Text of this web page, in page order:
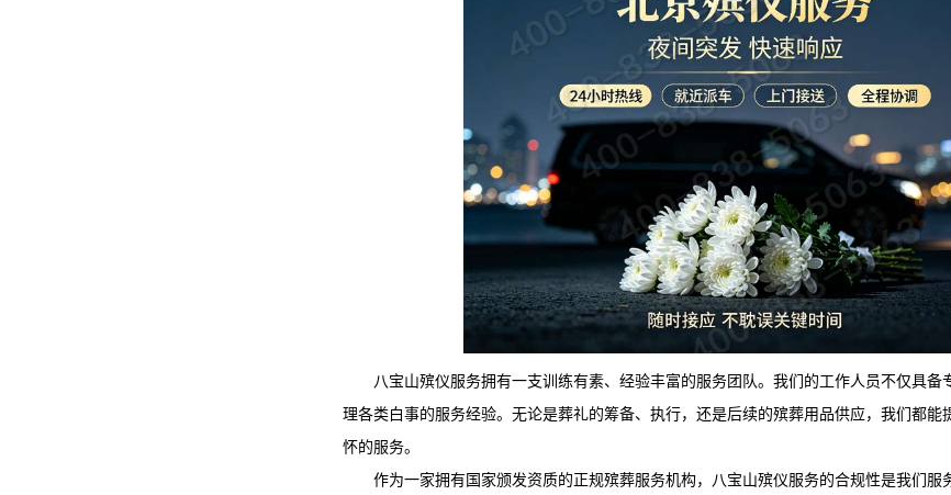
八宝山殡仪服务拥有一支训练有素、经验丰富的服务团队。我们的工作人员不仅具备
理各类白事的服务经验。无论是葬礼的筹备、执行，还是后续的殡葬用品供应，我们都能
怀的服务。
作为一家拥有国家颁发资质的正规殡葬服务机构，
八宝山殡仪服务的合规性是我们服